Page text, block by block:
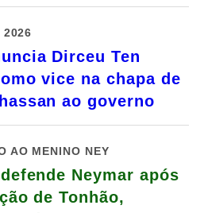
2026
Dirceu Ten
vice na chapa de
ao governo
AO MENINO NEY
Neymar após
de Tonhão,